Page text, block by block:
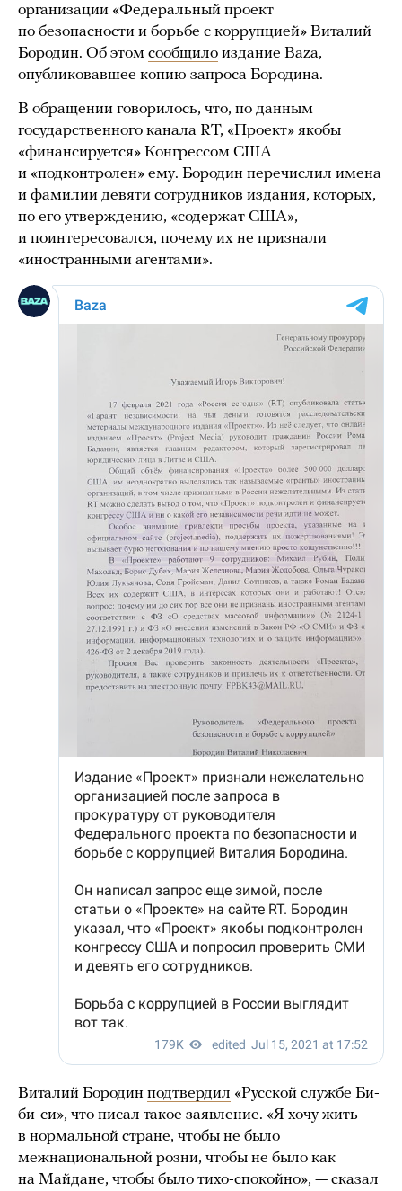
организации «Федеральный проект
по безопасности и борьбе с коррупцией» Виталий
Бородин. Об этом сообщило издание Baza,
опубликовавшее копию запроса Бородина.
В обращении говорилось, что, по данным
государственного канала RT, «Проект» якобы
«финансируется» Конгрессом США
и «подконтролен» ему. Бородин перечислил имена
и фамилии девяти сотрудников издания, которых,
по его утверждению, «содержат США»,
и поинтересовался, почему их не признали
«иностранными агентами».
Виталий Бородин подтвердил «Русской службе Би-
би-си», что писал такое заявление. «Я хочу жить
в нормальной стране, чтобы не было
межнациональной розни, чтобы не было как
на Майдане, чтобы было тихо-спокойно», — сказал